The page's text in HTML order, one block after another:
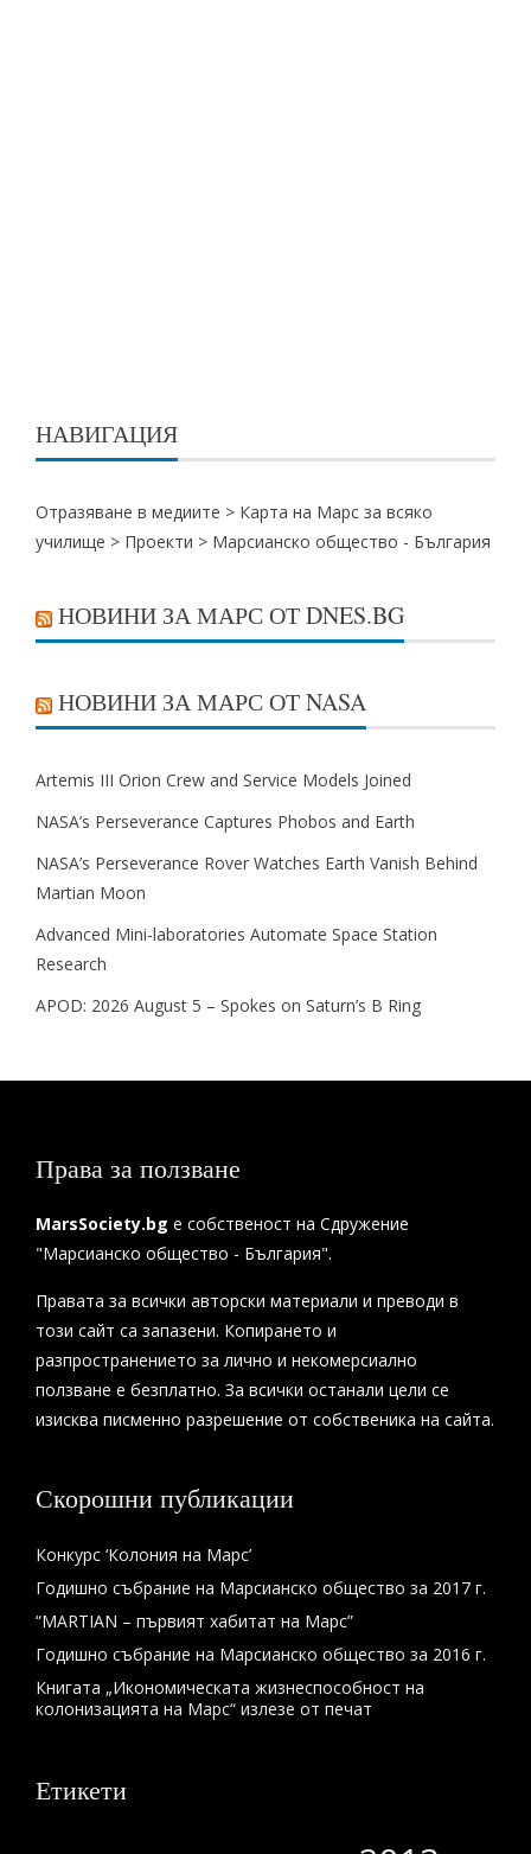
НАВИГАЦИЯ
Отразяване в медиите > Карта на Марс за всяко
училище > Проекти > Марсианско общество - България
НОВИНИ ЗА МАРС ОТ DNES.BG
НОВИНИ ЗА МАРС ОТ NASA
Artemis III Orion Crew and Service Models Joined
NASA’s Perseverance Captures Phobos and Earth
NASA’s Perseverance Rover Watches Earth Vanish Behind
Martian Moon
Advanced Mini-laboratories Automate Space Station
Research
APOD: 2026 August 5 – Spokes on Saturn’s B Ring
Права за ползване
MarsSociety.bg е собственост на Сдружение
"Марсианско общество - България".
Правата за всички авторски материали и преводи в
този сайт са запазени. Копирането и
разпространението за лично и некомерсиално
ползване е безплатно. За всички останали цели се
изисква писменно разрешение от собственика на сайта.
Скорошни публикации
Конкурс ‘Колония на Марс’
Годишно събрание на Марсианско общество за 2017 г.
“MARTIAN – първият хабитат на Марс”
Годишно събрание на Марсианско общество за 2016 г.
Книгата „Икономическата жизнеспособност на
колонизацията на Марс“ излезе от печат
Етикети